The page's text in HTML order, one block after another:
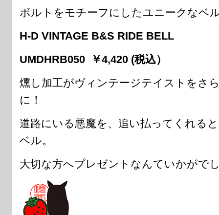
ボルトをモチーフにしたユニークなベ
H-D VINTAGE B&S RIDE BELL
UMDHRB050 ￥4,420 (税込）
燻し加工がヴィンテージテイストをさ
に！
道路にいる悪魔を、追い払ってくれる
ベル。
大切な方へプレゼントなんていかがで